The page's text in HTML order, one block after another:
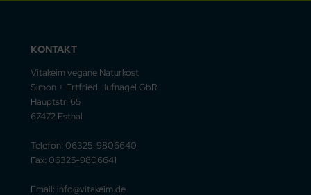
KONTAKT
Vitakeim vegane Naturkost
Simon + Ertfried Hufnagel GbR
Hauptstr. 65
67472 Esthal
Telefon: 06325-9806640
Fax: 06325-9806641
Email: info@vitakeim.de